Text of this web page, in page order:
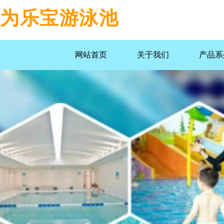
网站首页 关于我们 产品
为乐宝游泳池